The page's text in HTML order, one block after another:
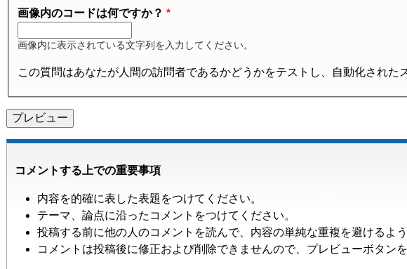
画像内のコードは何ですか？
画像内に表示されている文字列を入力してください。
この質問はあなたが人間の訪問者であるかどうかをテストし、自動化された
コメントする上での重要事項
内容を的確に表した表題をつけてください。
テーマ、論点に沿ったコメントをつけてください。
投稿する前に他の人のコメントを読んで、内容の単純な重複を避けるよう
コメントは投稿後に修正および削除できませんので、プレビューボタン